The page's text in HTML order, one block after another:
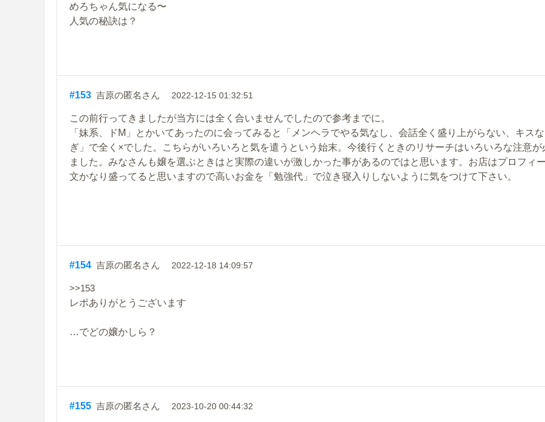
めろちゃん気になる〜
人気の秘訣は？
#153 吉原の匿名さん 2022-12-15 01:32:51
この前行ってきましたが当方には全く合いませんでしたので参考までに。
「妹系、ドM」とかいてあったのに会ってみると「メンヘラでやる気なし、会話全く盛り上がらない、キス
ぎ」で全く×でした。こちらがいろいろと気を遣うという始末。今後行くときのリサーチはいろいろな注意
ました。みなさんも嬢を選ぶときはと実際の違いが激しかった事があるのではと思います。お店はプロフィ
文かなり盛ってると思いますので高いお金を「勉強代」で泣き寝入りしないように気をつけて下さい。
#154 吉原の匿名さん 2022-12-18 14:09:57
>>153
レポありがとうございます
…でどの嬢かしら？
#155 吉原の匿名さん 2023-10-20 00:44:32